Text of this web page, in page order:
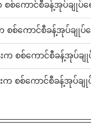
ကောင်စီခန့်အုပ်ချုပ်ရ
စ်ကောင်စီခန့်အုပ်ချုပ်ရ
စစ်ကောင်စီခန့်အုပ်ချု
စစ်ကောင်စီခန့်အုပ်ချု